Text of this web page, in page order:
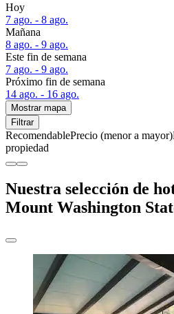
Hoy
7 ago. - 8 ago.
Mañana
8 ago. - 9 ago.
Este fin de semana
7 ago. - 9 ago.
Próximo fin de semana
14 ago. - 16 ago.
Mostrar mapa
Filtrar
RecomendablePrecio (menor a mayor)
propiedad
Nuestra selección de
Mount Washington